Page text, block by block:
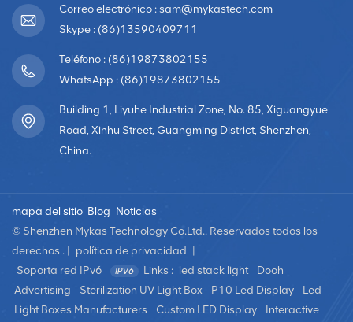
Correo electrónico : sam@mykastech.com
Skype : (86)13590409711
Teléfono : (86)19873802155
WhatsApp : (86)19873802155
Building 1, Liyuhe Industrial Zone, No. 85, Xiguangyue
Road, Xinhu Street, Guangming District, Shenzhen,
China.
mapa del sitio Blog Noticias
© Shenzhen Mykas Technology Co.Ltd.. Reservados todos los
derechos . |
política de privacidad
Soporta red IPv6
Links : led stack light
Dooh
Advertising
Sterilization UV Light Box P10 Led Display
Led
Light Boxes Manufacturers
Custom LED Display Interactive